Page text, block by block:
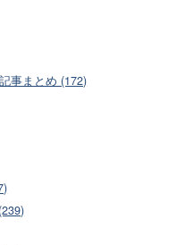
事まとめ (172)